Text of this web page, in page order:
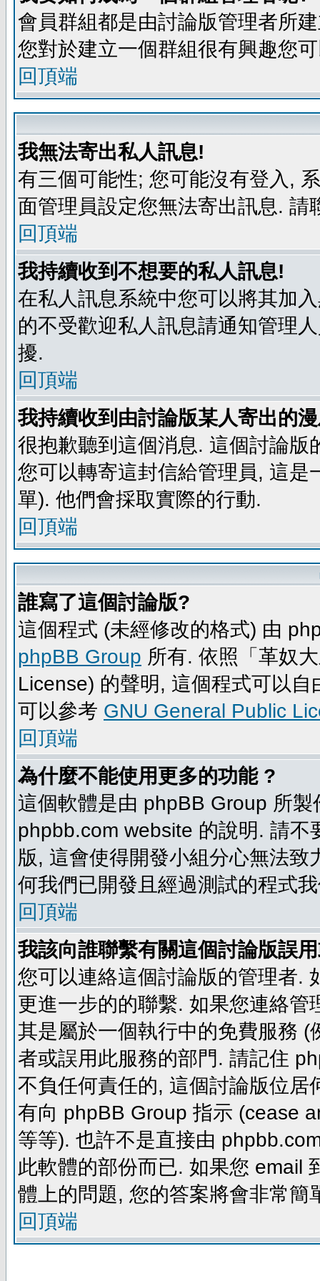
會員群組都是由討論版管理者所
您對於建立一個群組很有興趣您
回頂端
我無法寄出私人訊息!
有三個可能性; 您可能沒有登入,
面管理員設定您無法寄出訊息. 請
回頂端
我持續收到不想要的私人訊息!
在私人訊息系統中您可以將其加
的不受歡迎私人訊息請通知管理
擾.
回頂端
我持續收到由討論版某人寄出的
很抱歉聽到這個消息. 這個討論
您可以轉寄這封信給管理員, 這
單). 他們會採取實際的行動.
回頂端
誰寫了這個討論版?
這個程式 (未經修改的格式) 由
phpBB Group 所有. 依照「革奴
License) 的聲明, 這個程式可以
可以參考 GNU General Public
回頂端
為什麼不能使用更多的功能 ?
這個軟體是由 phpBB Group 所
phpbb.com website 的說明. 請
版, 這會使得開發小組分心無法
何我們已開發且經過測試的程式
回頂端
我該向誰聯繫有關這個討論版誤
您可以連絡這個討論版的管理者.
更進一步的的聯繫. 如果您連絡
其是屬於一個執行中的免費服務
者或誤用此服務的部門. 請記住
不負任何責任的, 這個討論版位
有向 phpBB Group 指示 (cease
等等). 也許不是直接由
此軟體的部份而已. 如果您 email
體上的問題, 您的答案將會非常簡
回頂端